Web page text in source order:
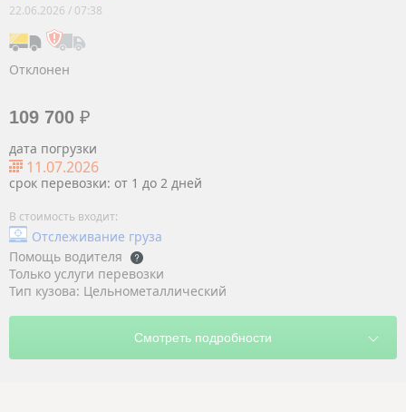
22.06.2026 / 07:38
Отклонен
109 700 ₽
дата погрузки
11.07.2026
срок перевозки: от 1 до 2 дней
Отслеживание груза
Помощь водителя
Только услуги перевозки
Тип кузова: Цельнометаллический